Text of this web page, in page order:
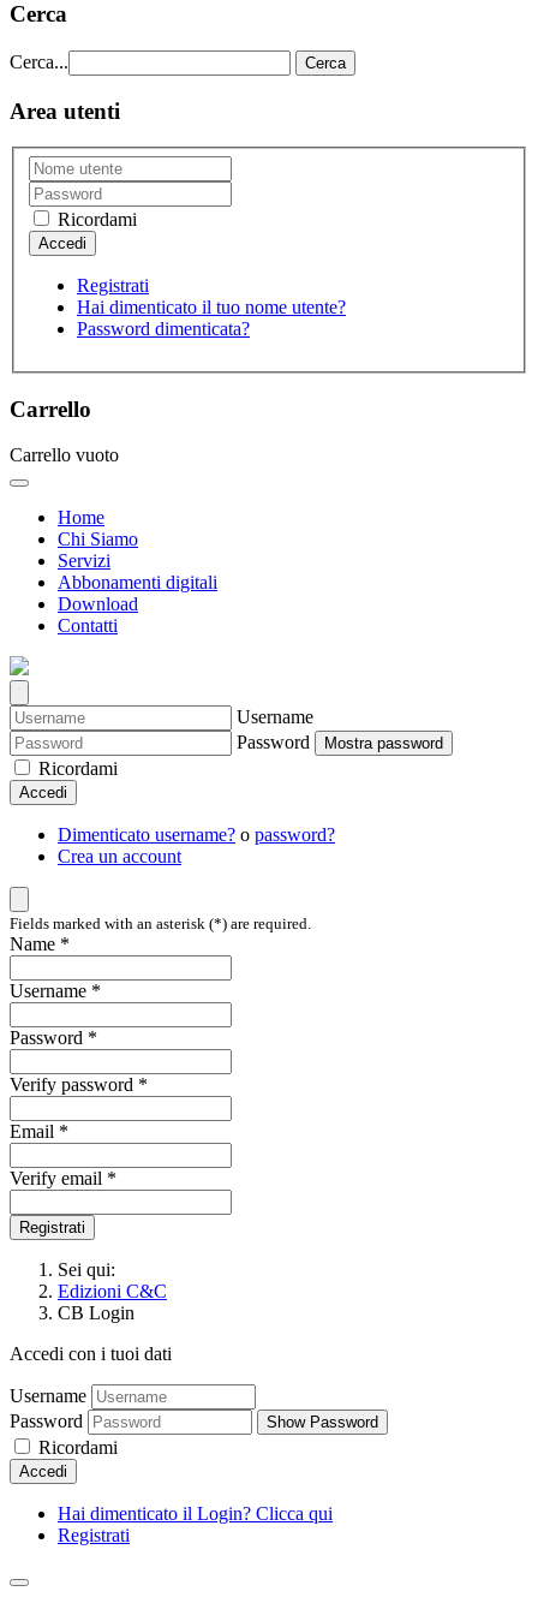
Cerca
Cerca... Cerca
Area utenti
Ricordami
Registrati
Hai dimenticato il tuo nome utente?
Password dimenticata?
Carrello
Carrello vuoto
Home
Chi Siamo
Servizi
Abbonamenti digitali
Download
Contatti
Username
Password
Mostra password
Ricordami
Accedi
Dimenticato username? o password?
Crea un account
Fields marked with an asterisk (*) are required.
Name *
Username *
Password *
Verify password *
Email *
Verify email *
Registrati
Sei qui:
Edizioni C&C
CB Login
Accedi con i tuoi dati
Username
Password
Show Password
Ricordami
Accedi
Hai dimenticato il Login? Clicca qui
Registrati